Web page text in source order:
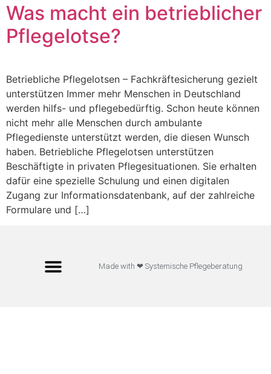
Was macht ein betrieblicher
Pflegelotse?
Betriebliche Pflegelotsen – Fachkräftesicherung gezielt
unterstützen Immer mehr Menschen in Deutschland
werden hilfs- und pflegebedürftig. Schon heute können
nicht mehr alle Menschen durch ambulante
Pflegedienste unterstützt werden, die diesen Wunsch
haben. Betriebliche Pflegelotsen unterstützen
Beschäftigte in privaten Pflegesituationen. Sie erhalten
dafür eine spezielle Schulung und einen digitalen
Zugang zur Informationsdatenbank, auf der zahlreiche
Formulare und […]
Made with ❤ Systemische Pflegeberatung